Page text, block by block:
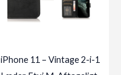
iPhone 11 – Vintage 2-i-1